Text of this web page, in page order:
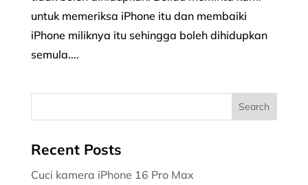
untuk memeriksa iPhone itu dan membaiki
iPhone miliknya itu sehingga boleh dihidupkan
semula....
Recent Posts
Cuci kamera iPhone 16 Pro Max